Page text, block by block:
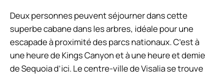
Deux personnes peuvent séjourner dans cette
superbe cabane dans les arbres, idéale pour une
escapade à proximité des parcs nationaux. C’est à
une heure de Kings Canyon et à une heure et demie
de Sequoia d’ici. Le centre-ville de Visalia se trouve